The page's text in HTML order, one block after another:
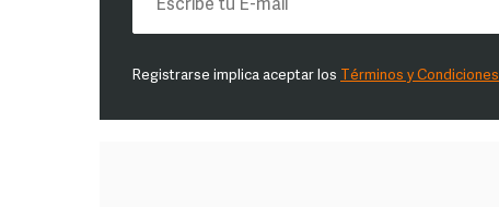
Registrarse implica aceptar los Términos y Condiciones